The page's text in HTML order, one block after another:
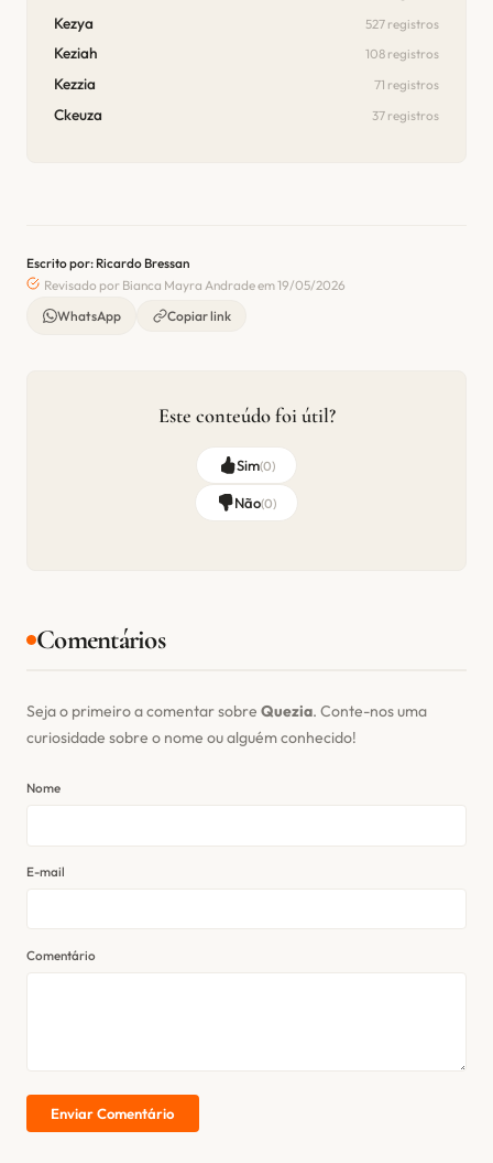
Kezya 527 registros
Keziah 108 registros
Kezzia 71 registros
Ckeuza 37 registros
Escrito por: Ricardo Bressan
Revisado por Bianca Mayra Andrade em 19/05/2026
WhatsApp
Copiar link
Este conteúdo foi útil?
Sim(0)
Não(0)
Comentários
Seja o primeiro a comentar sobre Quezia. Conte-nos uma
curiosidade sobre o nome ou alguém conhecido!
Nome
E-mail
Comentário
Enviar Comentário